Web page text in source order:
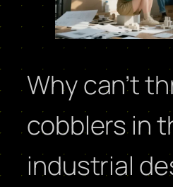
Why can’t
cobblers in
industrial